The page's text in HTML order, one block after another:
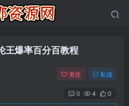
王爆率百分百教程
关注 私信
0 4 0